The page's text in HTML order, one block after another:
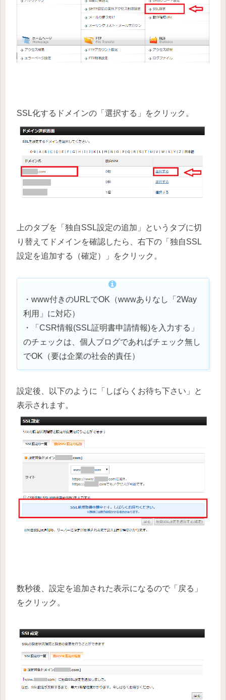
SSL化するドメインの「選択する」をクリック。
上のタブを「独自SSL設定の追加」というタブに切
り替えてドメインを確認したら、右下の「独自SSL
設定を追加する（確定）」をクリック。
・www付きのURLでOK（wwwありなし「2Way
利用」に対応）
・「CSR情報(SSL証明書申請情報)を入力する」
のチェックは、個人ブログであればチェック無し
でOK（要は企業の社会的責任）
設定後、以下のように「しばらくお待ち下さい」と
表示されます。
数秒後、設定を追加された表示になるので「戻る」
をクリック。